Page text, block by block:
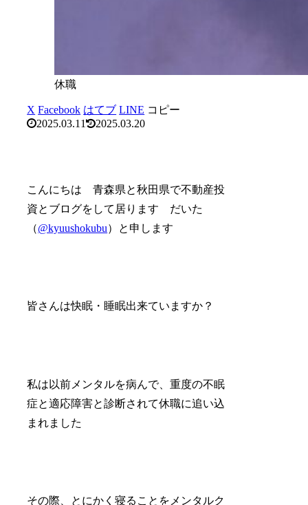
休職
X Facebook はてブ LINE コピー
2025.03.11
2025.03.20
こんにちは 青森県と秋田県で不動産投
資とブログをして居ります だいた
（@kyuushokubu）と申します
皆さんは快眠・睡眠出来ていますか？
私は以前メンタルを病んで、重度の不眠
症と適応障害と診断されて休職に追い込
まれました
その際、とにかく寝ることをメンタルク